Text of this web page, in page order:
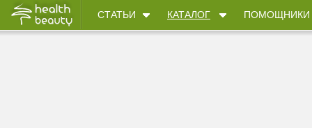
СТАТЬИ КАТАЛОГ ПОМОЩНИКИ